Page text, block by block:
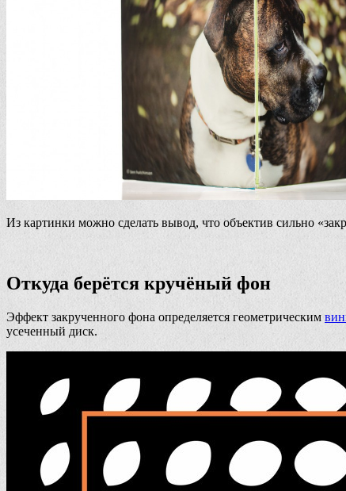
Из картинки можно сделать вывод, что объектив сильно
Откуда берётся кручёный фон
Эффект закрученного фона определяется геометрическим
усеченный диск.